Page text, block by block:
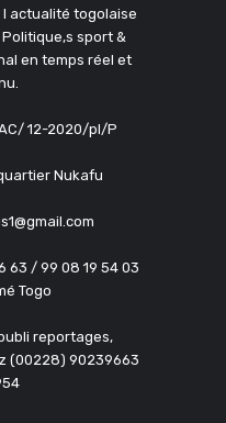
actualité togolaise
sport &
en temps réel et
12-2020/pl/P
Nukafu
63 / 99 08 19 54 03
Togo
reportages,
(00228) 90239663